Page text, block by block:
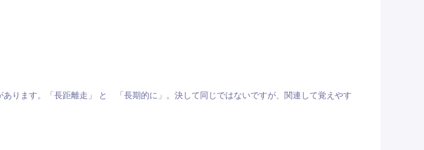
あります。「長距離走」 と 「長期的に」。決して同じではないですが、関連して覚えやす